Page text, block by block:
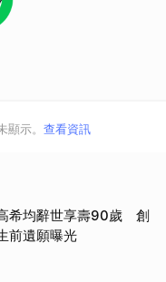
示。 查看資訊
希均辭世享壽90歲 創
前遺願曝光